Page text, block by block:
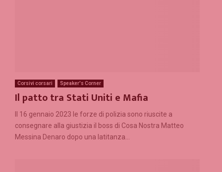
Corsivi corsari Speaker's Corner
Il patto tra Stati Uniti e Mafia
Il 16 gennaio 2023 le forze di polizia sono riuscite a
consegnare alla giustizia il boss di Cosa Nostra Matteo
Messina Denaro dopo una latitanza...